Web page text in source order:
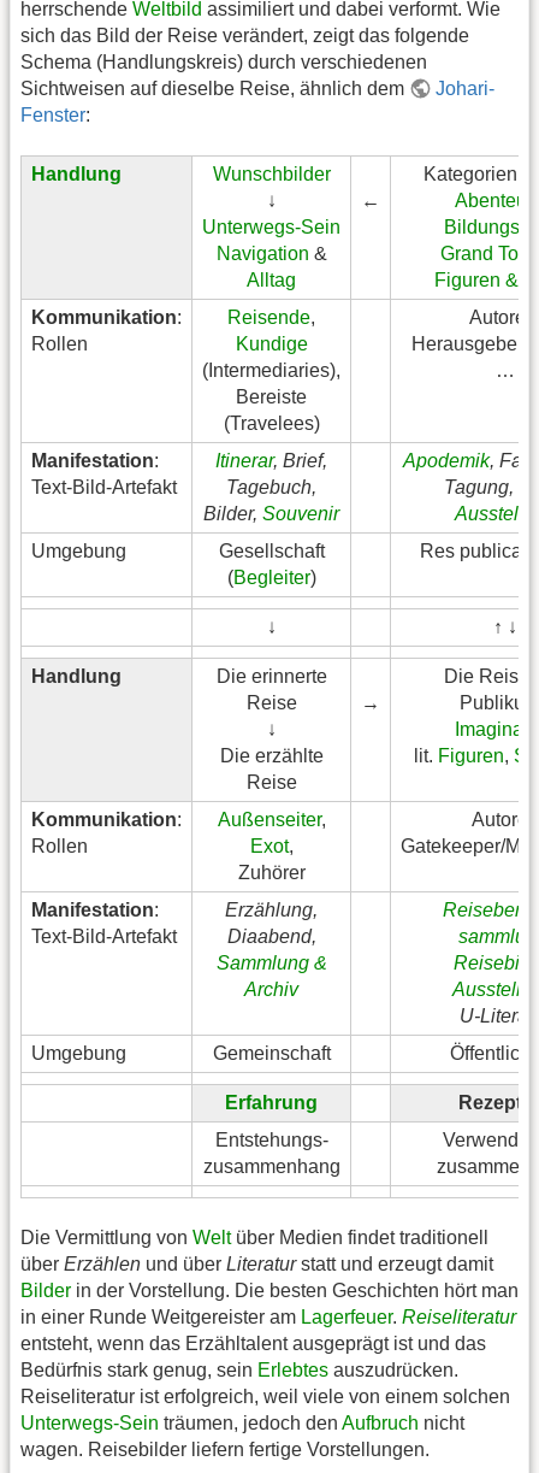
herrschende Weltbild assimiliert und dabei verformt. Wie
sich das Bild der Reise verändert, zeigt das folgende
Schema (Handlungskreis) durch verschiedenen
Sichtweisen auf dieselbe Reise, ähnlich dem
Johari-
Fenster:
Handlung
Wunschbilder
↓
Unterwegs-Sein
Navigation &
Alltag
←
Grand Tour
Figuren &
Kommunikation:
Rollen
Reisende,
Kundige
(Intermediaries),
Bereiste
(Travelees)
Herausgeber,
…
Manifestation:
Text-Bild-Artefakt
Itinerar, Brief,
Tagebuch,
Bilder, Souvenir
Apodemik,
Tagung,
Umgebung
Gesellschaft
(Begleiter)
Res publica
↓ ↑ ↓
Handlung
Die erinnerte
Reise
↓
Die erzählte
Reise
→
Die Reise
lit. Figuren,
Kommunikation:
Rollen
Außenseiter,
Exot,
Zuhörer
Autoren
Gatekeeper/
Manifestation:
Text-Bild-Artefakt
Erzählung,
Diaabend,
Sammlung &
Archiv
U-
Umgebung
Gemeinschaft
Erfahrung
Entstehungs-
zusammenhang
Die Vermittlung von Weltüber Medien findet traditionell
über Erzählen und über Literaturstatt und erzeugt damit
Bilder in der Vorstellung. Die besten Geschichten hört man
in einer Runde Weitgereister am Lagerfeuer. Reiseliteratur
entsteht, wenn das Erzähltalent ausgeprägt ist und das
Bedürfnis stark genug, sein Erlebtes auszudrücken.
Reiseliteratur ist erfolgreich, weil viele von einem solchen
Unterwegs-Sein träumen, jedoch den Aufbruch nicht
wagen. Reisebilder liefern fertige Vorstellungen.